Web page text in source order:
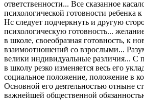
ответственности... Все сказанное
психологической готовности ребенка
Нс следует подчеркнуть и другую
психологическую готовность...
в школе, своеобразная готовность, к
взаимоотношений со взрослыми...
велики индивидуальные различия... С
в школу резко изменяется весь его
социальное положение, положение в
Основной его деятельностью отныне
важнейшей общественной